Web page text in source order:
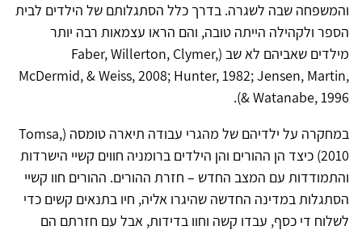
והמשפחה שבה לשגרה. בדרך כלל הסתגלותם של הילדים לבית
הספר ולקהילה הייתה טובה, והם הראו עצמאות רבה יותר
מילדים שאביהם לא שב (Faber, Willerton, Clymer,
McDermid, & Weiss, 2008; Hunter, 1982; Jensen, Martin,
& Watanabe, 1996).
במחקרה על ילדיהם של מהגרי עבודה תיארה טומסה (Tomsa,
2010) כיצד הן ההורים והן הילדים ברומניה חווים קשיי הישרדות
והתמודדות עם המצב החדש – חזרת ההורים. ההורים חוו קשיי
הסתגלות במדינה החדשה שהיגרו אליה, חיו בתנאים קשים כדי
לשלוח די כסף, עבדו קשה וחוו בדידות, אבל עם חזרתם הם